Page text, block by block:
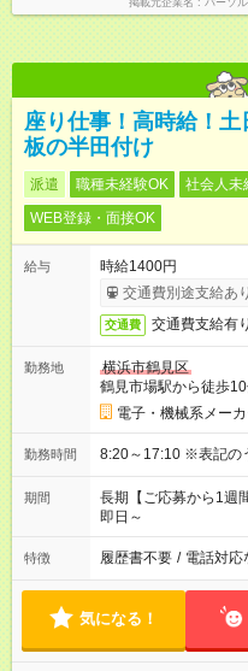
掲載元企業名 パーソ
座り仕事！高時給！
板の半田付け
派遣 職種未経験OK 社会人未
WEB登録・面接OK
給与
時給1400円
交通費別途支給あり
交通費 交通費支給有り
勤務地
横浜市鶴見区
鶴見市場駅から徒歩
電子・機械系メー
勤務時間 8:20～17:10
期間
長期【ご応募から1週
即日～
特徴 履歴書不要 / 電話対応
気になる！